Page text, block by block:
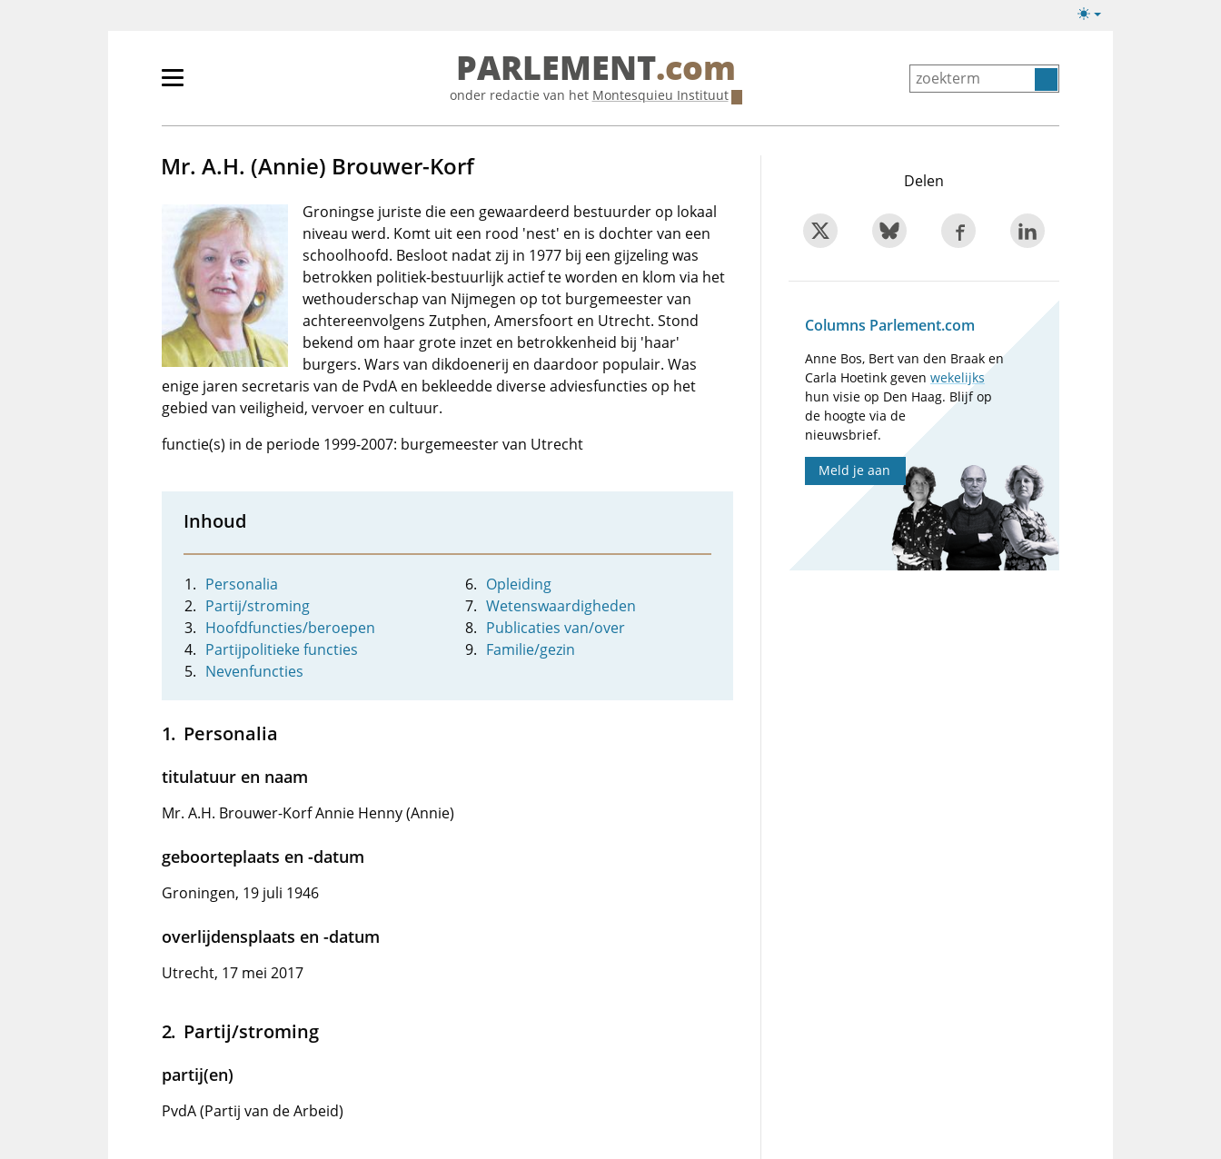
Lichte/donkere
Primair
tonen/verbergen
PARLEMENT.com
onder redactie van het Montesquieu Instituut
Mr. A.H. (Annie) Brouwer-Korf
Groningse juriste die een gewaardeerd bestuurder op lokaal
niveau werd. Komt uit een rood 'nest' en is dochter van een
schoolhoofd. Besloot nadat zij in 1977 bij een gijzeling was
betrokken politiek-bestuurlijk actief te worden en klom via het
wethouderschap van Nijmegen op tot burgemeester van
achtereenvolgens Zutphen, Amersfoort en Utrecht. Stond
bekend om haar grote inzet en betrokkenheid bij 'haar'
burgers. Wars van dikdoenerij en daardoor populair. Was
enige jaren secretaris van de PvdA en bekleedde diverse adviesfuncties op het
gebied van veiligheid, vervoer en cultuur.
functie(s) in de periode 1999-2007: burgemeester van Utrecht
Inhoud
Personalia
Partij/stroming
Hoofdfuncties/beroepen
Partijpolitieke functies
Nevenfuncties
Opleiding
Wetenswaardigheden
Publicaties van/over
Familie/gezin
Personalia
titulatuur en naam
Mr. A.H. Brouwer-Korf Annie Henny (Annie)
geboorteplaats en -datum
Groningen, 19 juli 1946
overlijdensplaats en -datum
Utrecht, 17 mei 2017
Partij/stroming
partij(en)
PvdA (Partij van de Arbeid)
Delen
Columns Parlement.com
Anne Bos, Bert van den Braak en
Carla Hoetink gevenwekelijks
hun visie op Den Haag. Blijf op
de hoogte via de
nieuwsbrief.
Meld je aan